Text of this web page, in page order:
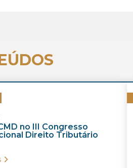
no III Congresso
Direito Tributário